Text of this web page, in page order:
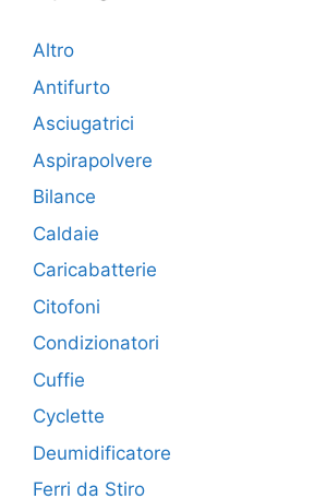
Altro
Antifurto
Asciugatrici
Aspirapolvere
Bilance
Caldaie
Caricabatterie
Citofoni
Condizionatori
Cuffie
Cyclette
Deumidificatore
Ferri da Stiro